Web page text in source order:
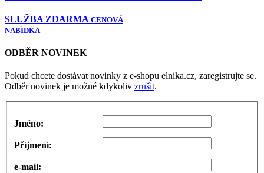
SLUŽBA ZDARMA CENOVÁ
NABÍDKA
ODBĚR NOVINEK
Pokud chcete dostávat novinky z e-shopu elnika.cz, zaregistrujte se.
Odběr novinek je možné kdykoliv zrušit.
Jméno:
Příjmení:
e-mail: